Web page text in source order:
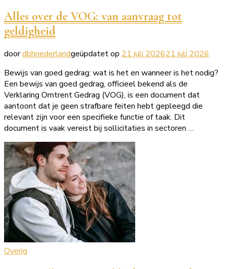
Alles over de VOG: van aanvraag tot
geldigheid
doordbhnederlandgeüpdatet op 21 juli 202621 juli 2026
Bewijs van goed gedrag: wat is het en wanneer is het nodig?
Een bewijs van goed gedrag, officieel bekend als de
Verklaring Omtrent Gedrag (VOG), is een document dat
aantoont dat je geen strafbare feiten hebt gepleegd die
relevant zijn voor een specifieke functie of taak. Dit
document is vaak vereist bij sollicitaties in sectoren …
Overig